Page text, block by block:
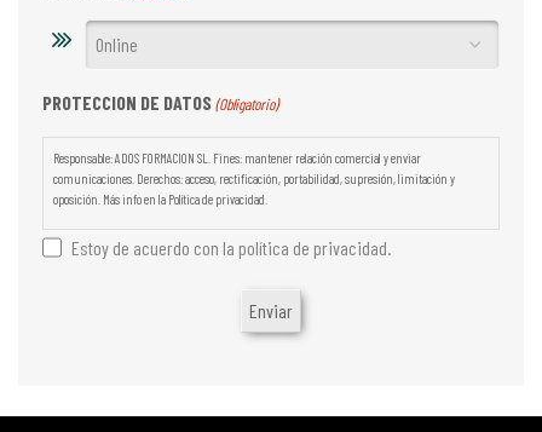
PROTECCION DE DATOS (Obligatorio)
Responsable: ADOS FORMACION SL. Fines: mantener relación comercial y enviar
comunicaciones. Derechos: acceso, rectificación, portabilidad, supresión, limitación y
oposición. Más info en la Política de privacidad.
Estoy de acuerdo con la política de privacidad.